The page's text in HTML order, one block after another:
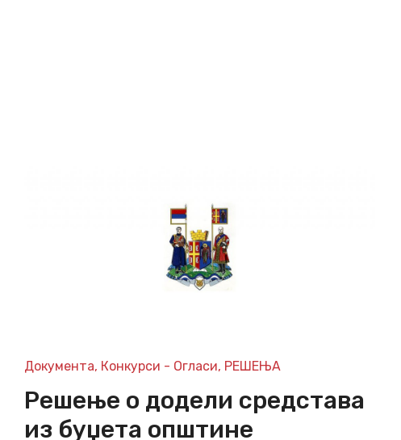
Документа, Конкурси - Огласи, РЕШЕЊА
Решење о додели средстава
из буџета општине